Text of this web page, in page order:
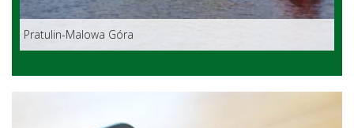
Pratulin-Malowa Góra